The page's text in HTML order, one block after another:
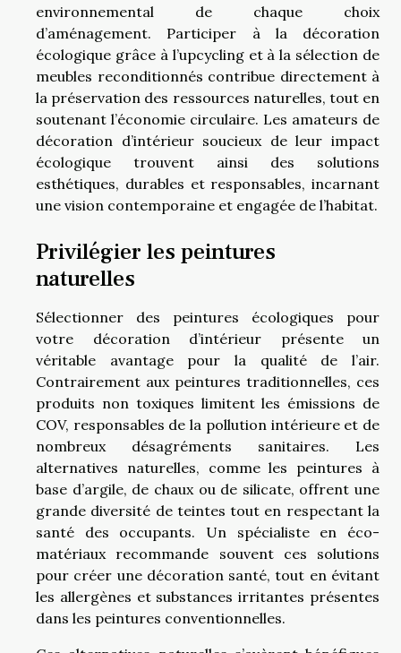
environnemental de chaque choix
d’aménagement. Participer à la décoration
écologique grâce à l’upcycling et à la sélection de
meubles reconditionnés contribue directement à
la préservation des ressources naturelles, tout en
soutenant l’économie circulaire. Les amateurs de
décoration d’intérieur soucieux de leur impact
écologique trouvent ainsi des solutions
esthétiques, durables et responsables, incarnant
une vision contemporaine et engagée de l’habitat.
Privilégier les peintures
naturelles
Sélectionner des peintures écologiques pour
votre décoration d’intérieur présente un
véritable avantage pour la qualité de l’air.
Contrairement aux peintures traditionnelles, ces
produits non toxiques limitent les émissions de
COV, responsables de la pollution intérieure et de
nombreux désagréments sanitaires. Les
alternatives naturelles, comme les peintures à
base d’argile, de chaux ou de silicate, offrent une
grande diversité de teintes tout en respectant la
santé des occupants. Un spécialiste en éco-
matériaux recommande souvent ces solutions
pour créer une décoration santé, tout en évitant
les allergènes et substances irritantes présentes
dans les peintures conventionnelles.